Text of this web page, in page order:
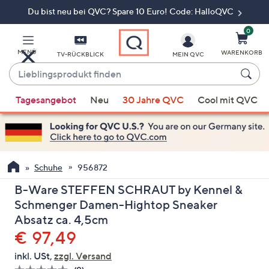
Du bist neu bei QVC? Spare 10 Euro! Code: HalloQVC
MENÜ TV-RÜCKBLICK
Lieblingsprodukt
finden
Vorschläge
verfügbar
sind,
verwenden
Sie
die
Pfeiltasten
nach
oben
und
nach
unten
MEIN QVC
0
WARENKORB
Tagesangebot Neu 30 Jahre QVC Cool mit QVC
Schuhe 956872
B-Ware STEFFEN SCHRAUT by Kennel &
Schmenger Damen-Hightop Sneaker
Absatz ca. 4,5cm
Gelöscht
€ 97,49
inkl. USt, zzgl. Versand